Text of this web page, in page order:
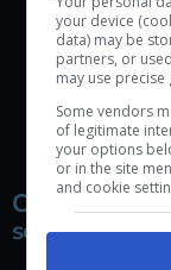
Il
delle
di
Cosa dice la
senza
your device
data) may be
partners, or
may use
Some vendors
of legitimate
your options
or in the site
and cookie